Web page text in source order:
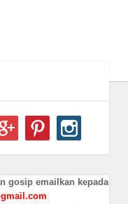
gosip emailkan kepada